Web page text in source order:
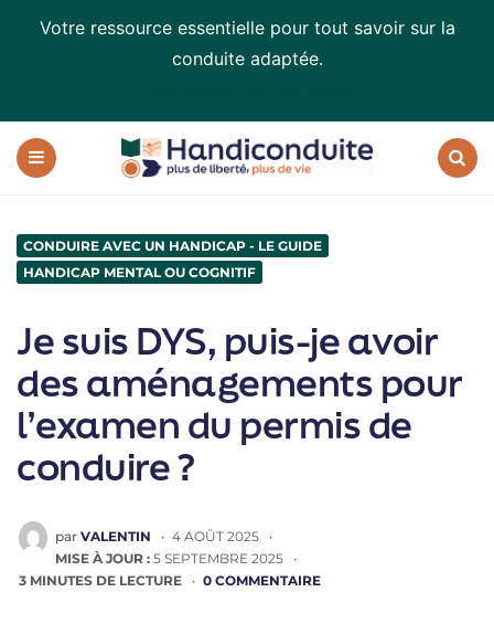
Votre ressource essentielle pour tout savoir sur la
conduite adaptée.
Handiconduite
conduite
adaptée
CONDUIRE AVEC UN HANDICAP - LE GUIDE
HANDICAP MENTAL OU COGNITIF
Je suis DYS, puis-je avoir
des aménagements pour
l’examen du permis de
conduire ?
PUBLIÉ
PAR
par VALENTIN
4 AOÛT 2025
MISE À JOUR : 5 SEPTEMBRE 2025
3 MINUTES DE LECTURE 0 COMMENTAIRE